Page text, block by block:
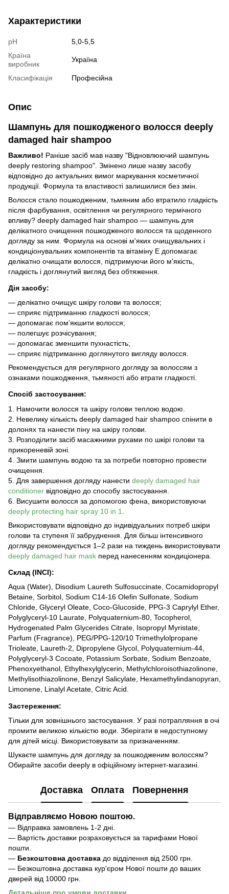
Характеристики
pH
5,0-5,5
Країна
виробник
Україна
Класифікація Професійна
Опис
Шампунь для пошкодженого волосся deeply
damaged hair shampoo
Важливо! Раніше засіб мав назву "Відновлюючий шампунь
deeply restoring shampoo". Змінено лише назву засобу
відповідно до актуальних вимог маркування косметичної
продукції. Формула та властивості залишилися без змін.
Волосся стало пошкодженим, тьмяним або втратило гладкість
після фарбування, освітлення чи регулярного термічного
впливу? deeply damaged hair shampoo — шампунь для
делікатного очищення пошкодженого волосся та щоденного
догляду за ним. Формула на основі м'яких очищувальних і
кондиціонувальних компонентів та вітаміну Е допомагає
делікатно очищати волосся, підтримуючи його м'якість,
гладкість і доглянутий вигляд без обтяження.
Дія засобу:
— делікатно очищує шкіру голови та волосся;
— сприяє підтриманню гладкості волосся;
— допомагає пом’якшити волосся;
— полегшує розчісування;
— допомагає зменшити пухнастість;
— сприяє підтриманню доглянутого вигляду волосся.
Рекомендується для регулярного догляду за волоссям з
ознаками пошкодження, тьмяності або втрати гладкості.
Спосіб застосування:
1. Намочити волосся та шкіру голови теплою водою.
2. Невелику кількість deeply damaged hair shampoo спінити в
долонях та нанести піну на шкіру голови.
3. Розподілити засіб масажними рухами по шкірі голови та
прикореневій зоні.
4. Змити шампунь водою та за потреби повторно провести
очищення.
5. Для завершення догляду нанести deeply damaged hair
conditioner відповідно до способу застосування.
6. Висушити волосся за допомогою фена, використовуючи
deeply protecting hair spray 10 in 1
Використовувати відповідно до індивідуальних потреб шкіри
голови та ступеня її забруднення. Для більш інтенсивного
догляду рекомендується 1–2 рази на тиждень використовувати
deeply damaged hair mask перед нанесенням кондиціонера.
Склад (INCI):
Aqua (Water), Disodium Laureth Sulfosuccinate, Cocamidopropyl
Betaine, Sorbitol, Sodium C14-16 Olefin Sulfonate, Sodium
Chloride, Glyceryl Oleate, Coco-Glucoside, PPG-3 Caprylyl Ether,
Polyglyceryl-10 Laurate, Polyquaternium-80, Tocopherol,
Hydrogenated Palm Glycerides Citrate, Isopropyl Myristate,
Parfum (Fragrance), PEG/PPG-120/10 Trimethylolpropane
Trioleate, Laureth-2, Dipropylene Glycol, Polyquaternium-44,
Polyglyceryl-3 Cocoate, Potassium Sorbate, Sodium Benzoate,
Phenoxyethanol, Ethylhexylglycerin, Methylchloroisothiazolinone,
Methylisothiazolinone, Benzyl Salicylate, Hexamethylindanopyran,
Limonene, Linalyl Acetate, Citric Acid.
Застереження:
Тільки для зовнішнього застосування. У разі потрапляння в очі
промити великою кількістю води. Зберігати в недоступному
для дітей місці. Використовувати за призначенням.
Шукаєте шампунь для догляду за пошкодженим волоссям?
Обирайте засоби deeply в офіційному інтернет-магазині.
Доставка Оплата Повернення
Відправляємо Новою поштою.
— Відправка замовлень 1-2 дні.
— Вартість доставки розраховується за тарифами Нової
пошти.
— Безкоштовна доставка до відділення від 2500 грн.
— Безкоштовна доставка кур'єром Нової пошти до ваших
дверей від 10000 грн.